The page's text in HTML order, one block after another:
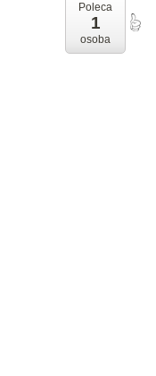
Poleca
1
osoba